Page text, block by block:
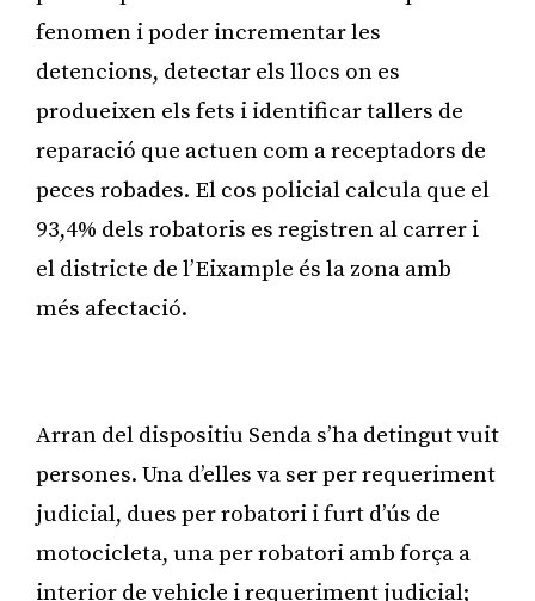
fenomen i poder incrementar les
detencions, detectar els llocs on es
produeixen els fets i identificar tallers de
reparació que actuen com a receptadors de
peces robades. El cos policial calcula que el
93,4% dels robatoris es registren al carrer i
el districte de l’Eixample és la zona amb
més afectació.
Arran del dispositiu Senda s’ha detingut vuit
persones. Una d’elles va ser per requeriment
judicial, dues per robatori i furt d’ús de
motocicleta, una per robatori amb força a
interior de vehicle i requeriment judicial;